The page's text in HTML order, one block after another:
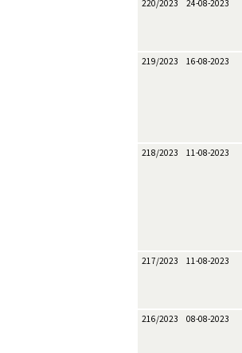
220/2023 24-08-2023
219/2023 16-08-2023
218/2023 11-08-2023
217/2023 11-08-2023
216/2023 08-08-2023